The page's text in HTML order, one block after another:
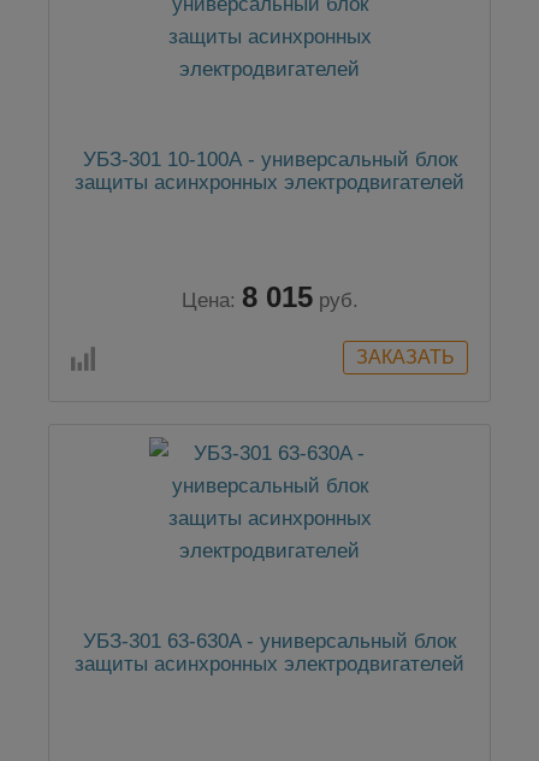
УБЗ-301 10-100А - универсальный блок
защиты асинхронных электродвигателей
Цена: 8 015 руб.
УБЗ-301 63-630A - универсальный блок
защиты асинхронных электродвигателей